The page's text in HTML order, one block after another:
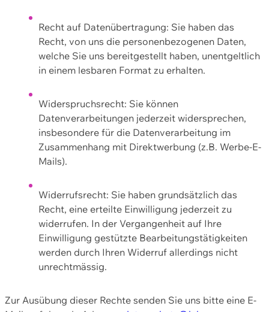
Recht auf Datenübertragung: Sie haben das
Recht, von uns die personenbezogenen Daten,
welche Sie uns bereitgestellt haben, unentgeltlich
in einem lesbaren Format zu erhalten.
Widerspruchsrecht: Sie können
Datenverarbeitungen jederzeit widersprechen,
insbesondere für die Datenverarbeitung im
Zusammenhang mit Direktwerbung (z.B. Werbe-E-
Mails).
Widerrufsrecht: Sie haben grundsätzlich das
Recht, eine erteilte Einwilligung jederzeit zu
widerrufen. In der Vergangenheit auf Ihre
Einwilligung gestützte Bearbeitungstätigkeiten
werden durch Ihren Widerruf allerdings nicht
unrechtmässig.
Zur Ausübung dieser Rechte senden Sie uns bitte eine E-